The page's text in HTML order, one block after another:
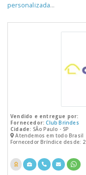
personalizada...
Vendido e entregue por:
Fornecedor: Club Brindes
Cidade: SÃo Paulo - SP
Atendemos em todo Brasil
Fornecedor Bríndice desde: